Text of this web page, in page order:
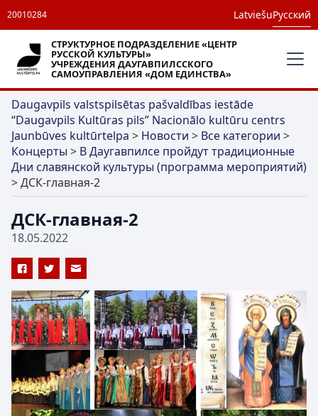
20010284 LatviešuРусский
СТРУКТУРНОЕ ПОДРАЗДЕЛЕНИЕ «ЦЕНТР
РУССКОЙ КУЛЬТУРЫ»
УЧРЕЖДЕНИЯ ДАУГАВПИЛССКОГО
САМОУПРАВЛЕНИЯ «ДОМ ЕДИНСТВА»
Daugavpils valstspilsētas pašvaldības iestāde
“Daugavpils Kultūras pils” Nacionālo kultūru centrs
Jaunbūves kultūrtelpa > Новости > Все категории >
Концерты > В Даугавпилсе пройдут традиционные
Дни славянской культуры (программа мероприятий)
>ДСК-главная-2
ДСК-главная-2
18.05.2022